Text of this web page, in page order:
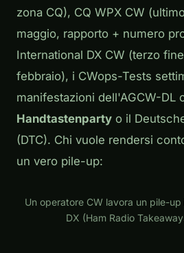
zona CQ), CQ WPX CW
maggio, rapporto + numero
International DX CW (terzo
febbraio), i CWops-Tests
manifestazioni dell'AGCW-DL
Handtastenparty o il
(DTC). Chi vuole rendersi
un vero pile-up:
Un operatore CW lavora un pile-
DX (Ham Radio